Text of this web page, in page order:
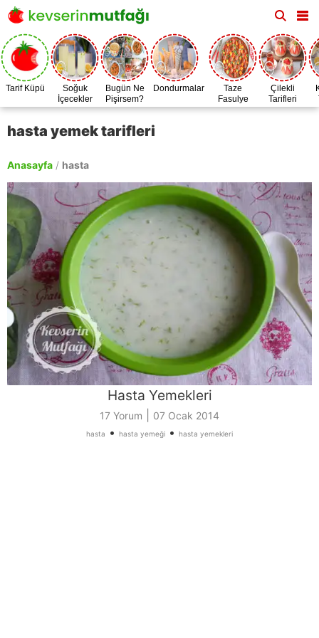
Tarif Küpü
Soğuk
İçecekler
Bugün Ne
Pişirsem?
Dondurmalar
Taze
Fasulye
Zamanı
Çilekli
Tarifleri
hasta yemek tarifleri
Anasayfa / hasta
Hasta Yemekleri
17 Yorum 07 Ocak 2014
hasta • hasta yemeği • hasta yemekleri